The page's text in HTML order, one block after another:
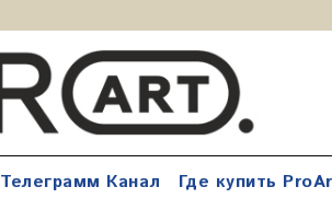
Телеграмм Канал
Где купить